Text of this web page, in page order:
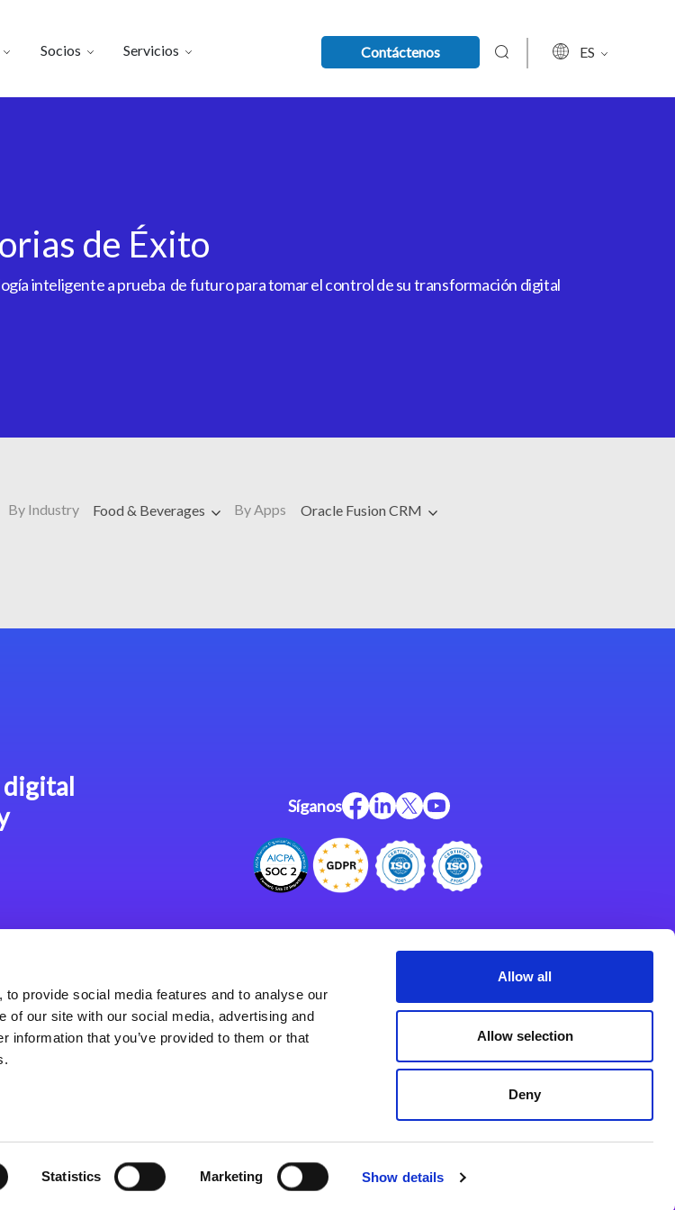
provide social media features and to analyse our
of our site with our social media, advertising and
that you’ve provided to them or that
Statistics Marketing Show details
Allow all
Allow selection
Deny
Socios Servicios Contáctenos ES
de Éxito
inteligente a prueba de futuro para tomar el control de su transformación digital
By Industry Food & Beverages By Apps Oracle Fusion CRM
digital
Síganos
Web
Acerca de Magic
Oficinas Internacionales
Políticas de Privacidad
Programa de Asociados